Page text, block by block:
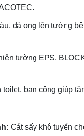
đá ong lên tường
tường EPS,
toilet, ban công giúp
Cát sấy khô tuyển